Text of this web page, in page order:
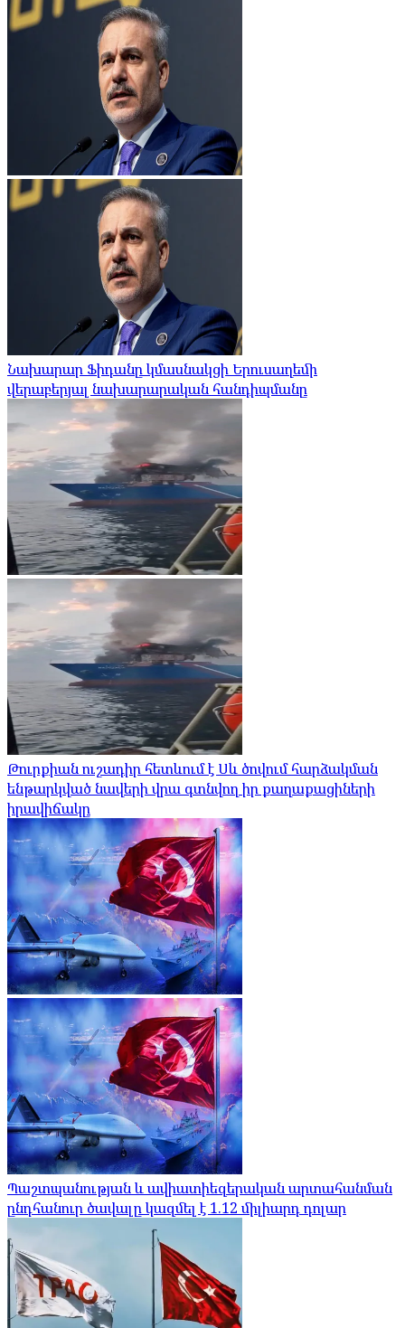
Նախարար Ֆիդանը կմասնակցի Երուսաղեմի
վերաբերյալ նախարարական հանդիպմանը
Թուրքիան ուշադիր հետևում է Սև ծովում հարձակման
ենթարկված նավերի վրա գտնվող իր քաղաքացիների
իրավիճակը
Պաշտպանության և ավիատիեզերական արտահանման
ընդհանուր ծավալը կազմել է 1.12 միլիարդ դոլար